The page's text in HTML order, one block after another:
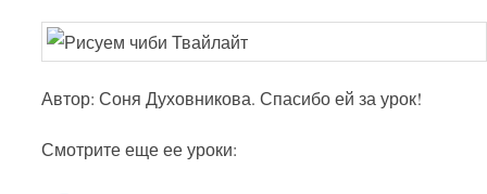
Автор: Соня Духовникова. Спасибо ей за урок!
Смотрите еще ее уроки: